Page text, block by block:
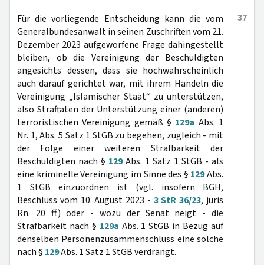
37
Für die vorliegende Entscheidung kann die vom
Generalbundesanwalt in seinen Zuschriften vom 21.
Dezember 2023 aufgeworfene Frage dahingestellt
bleiben, ob die Vereinigung der Beschuldigten
angesichts dessen, dass sie hochwahrscheinlich
auch darauf gerichtet war, mit ihrem Handeln die
Vereinigung „Islamischer Staat“ zu unterstützen,
also Straftaten der Unterstützung einer (anderen)
terroristischen Vereinigung gemäß § 129a Abs. 1
Nr. 1, Abs. 5 Satz 1 StGB zu begehen, zugleich - mit
der Folge einer weiteren Strafbarkeit der
Beschuldigten nach § 129Abs. 1 Satz 1 StGB - als
eine kriminelle Vereinigung im Sinne des § 129Abs.
1 StGB einzuordnen ist (vgl. insofern BGH,
Beschluss vom 10. August 2023 - 3 StR 36/23, juris
Rn. 20 ff.) oder - wozu der Senat neigt - die
Strafbarkeit nach § 129a Abs. 1 StGB in Bezug auf
denselben Personenzusammenschluss eine solche
nach § 129Abs. 1 Satz 1 StGB verdrängt.